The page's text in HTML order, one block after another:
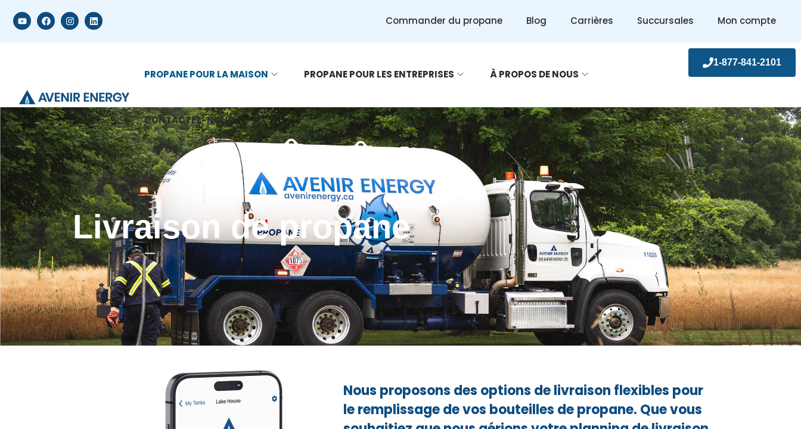
Commander du propane Blog Carrières Succursales Mon compte
1-877-841-2101
PROPANE POUR LA MAISON PROPANE POUR LES ENTREPRISES À PROPOS DE NOUS
CONTACTEZ-NOUS
Livraison de propane
Nous proposons des options de livraison flexibles pour
le remplissage de vos bouteilles de propane. Que vous